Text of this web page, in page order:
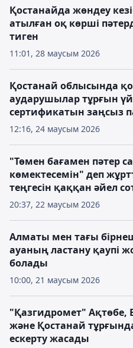
11:01, 28 маусым 2026
Қостанайда жөндеу
атылған оқ көрші
тиген
12:16, 24 маусым 2026
Қостанай облысында
аударушылар тұрғын үй
сертификатын заңсыз
20:37, 22 маусым 2026
"Төмен бағамен пәтер
көмектесемін" деп
теңгесін қаққан әйел
10:00, 21 маусым 2026
Алматы мен тағы
ауаның ластану қаупі
болады
"Қазгидромет" Ақтөбе,
және Қостанай
ескерту жасады